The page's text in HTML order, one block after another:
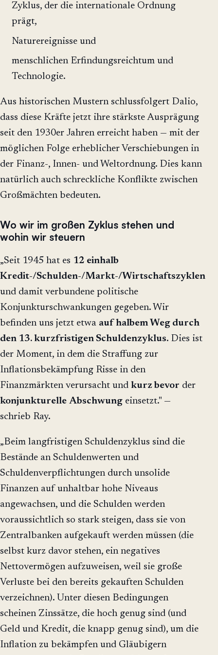
Zyklus, der die internationale Ordnung
prägt,
Naturereignisse und
menschlichen Erfindungsreichtum und
Technologie.
Aus historischen Mustern schlussfolgert Dalio,
dass diese Kräfte jetzt ihre stärkste Ausprägung
seit den 1930er Jahren erreicht haben — mit der
möglichen Folge erheblicher Verschiebungen in
der Finanz-, Innen- und Weltordnung. Dies kann
natürlich auch schreckliche Konflikte zwischen
Großmächten bedeuten.
Wo wir im großen Zyklus stehen und
wohin wir steuern
„Seit 1945 hat es 12 einhalb
Kredit-/Schulden-/Markt-/Wirtschaftszyklen
und damit verbundene politische
Konjunkturschwankungen gegeben. Wir
befinden uns jetzt etwa auf halbem Weg durch
den 13. kurzfristigen Schuldenzyklus. Dies ist
der Moment, in dem die Straffung zur
Inflationsbekämpfung Risse in den
Finanzmärkten verursacht und kurz bevor der
konjunkturelle Abschwung einsetzt." —
schrieb Ray.
„Beim langfristigen Schuldenzyklus sind die
Bestände an Schuldenwerten und
Schuldenverpflichtungen durch unsolide
Finanzen auf unhaltbar hohe Niveaus
angewachsen, und die Schulden werden
voraussichtlich so stark steigen, dass sie von
Zentralbanken aufgekauft werden müssen (die
selbst kurz davor stehen, ein negatives
Nettovermögen aufzuweisen, weil sie große
Verluste bei den bereits gekauften Schulden
verzeichnen). Unter diesen Bedingungen
scheinen Zinssätze, die hoch genug sind (und
Geld und Kredit, die knapp genug sind), um die
Inflation zu bekämpfen und Gläubigern